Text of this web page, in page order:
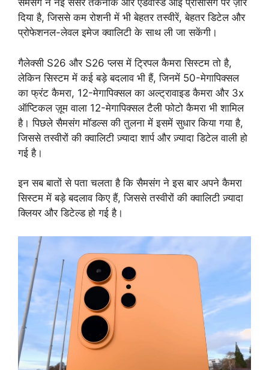
सैमसंग ने नई सेंसर तकनीक और एडवांस्ड आई प्रोसेसिंग पर ज़ोर
दिया है, जिससे कम रोशनी में भी बेहतर तस्वीरें, बेहतर डिटेल और
प्रोफेशनल-लेवल इमेज क्वालिटी के साथ ली जा सकेंगी।
गैलेक्सी S26 और S26 प्लस में ट्रिपल कैमरा सिस्टम तो है,
लेकिन सिस्टम में कई बड़े बदलाव भी हैं, जिनमें 50-मेगापिक्सल
का फ्रंट कैमरा, 12-मेगापिक्सल का अल्ट्रावाइड कैमरा और 3x
ऑप्टिकल ज़ूम वाला 12-मेगापिक्सल टैली फोटो कैमरा भी शामिल
है। पिछले सैमसंग मॉडल्स की तुलना में इसमें सुधार किया गया है,
जिससे तस्वीरों की क्वालिटी ज़्यादा शार्प और ज़्यादा डिटेल वाली हो
गई है।
इन सब बातों से पता चलता है कि सैमसंग ने इस बार अपने कैमरा
सिस्टम में बड़े बदलाव किए हैं, जिससे तस्वीरों की क्वालिटी ज़्यादा
क्लियर और डिटेल्ड हो गई है।